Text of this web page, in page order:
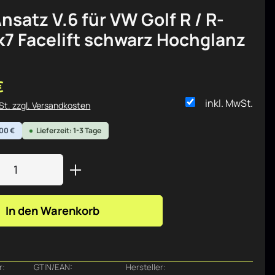
V.6 für VW Golf R / R-
Facelift schwarz Hochglanz
inkl. MwSt.
zzgl. Versandkosten
€ Lieferzeit: 1-3 Tage
Anzahl: Gib den gewünschten Wert
In den Warenkorb
GTIN/EAN: Hersteller: